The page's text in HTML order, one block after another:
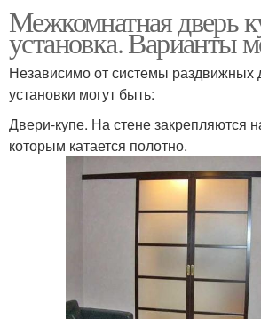
Межкомнатная дверь
установка. Варианты
Независимо от системы раздвижных
установки могут быть:
Двери-купе. На стене закрепляются
которым катается полотно.